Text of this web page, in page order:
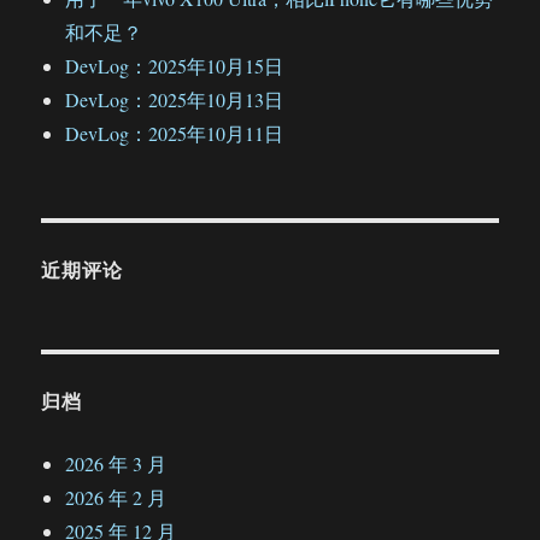
和不足？
DevLog：2025年10月15日
DevLog：2025年10月13日
DevLog：2025年10月11日
近期评论
归档
2026 年 3 月
2026 年 2 月
2025 年 12 月